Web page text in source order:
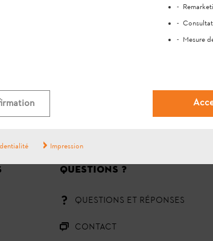
QUESTIONS ?
QUESTIONS ET RÉPONSES
CONTACT
Mesure
Impression